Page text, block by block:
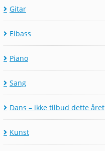
Gitar
Elbass
Piano
Sang
Dans – ikke tilbud dette året
Kunst